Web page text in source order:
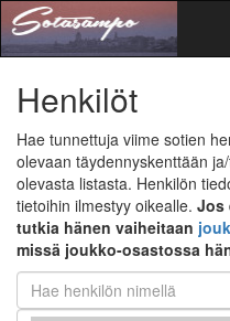
Henkilöt
Hae tunnettuja viime sotien
olevaan täydennyskenttään
olevasta listasta. Henkilön
tietoihin ilmestyy oikealle. Jos
tutkia hänen vaiheitaan
missä joukko-osastossa